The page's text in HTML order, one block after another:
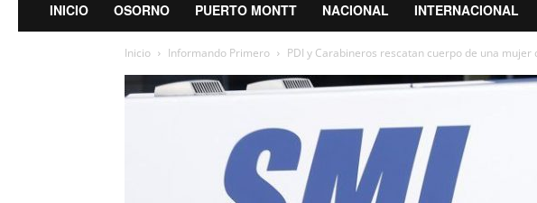
INICIO OSORNO PUERTO MONTT NACIONAL INTERNACIONAL
Inicio Informando Primero PDI y Carabineros rescatan cuerpo de una mujer